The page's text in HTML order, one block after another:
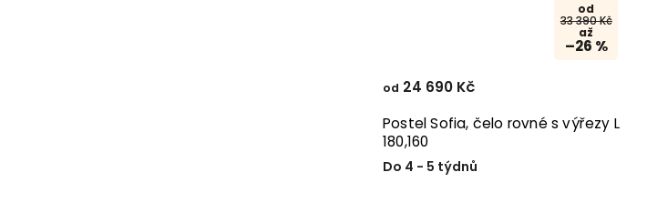
od
33 390 Kč
až
–26 %
Postel Sofia, čelo rovné s výřezy L
180,160
Do 4 - 5 týdnů
od 24 690 Kč